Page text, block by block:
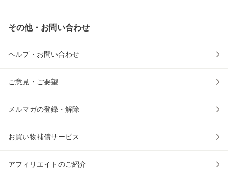
その他・お問い合わせ
ヘルプ・お問い合わせ
ご意見・ご要望
メルマガの登録・解除
お買い物補償サービス
アフィリエイトのご紹介